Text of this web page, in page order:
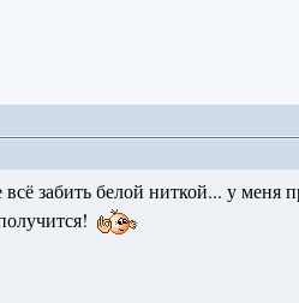
забить белой ниткой... у меня